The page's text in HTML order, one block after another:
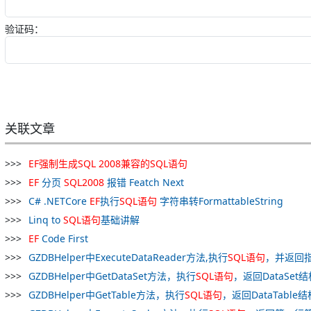
验证码：
关联文章
EF强制生成SQL 2008兼容的SQL语句
EF 分页 SQL2008 报错 Featch Next
C# .NETCore EF执行SQL语句 字符串转FormattableString
Linq to SQL语句基础讲解
EF Code First
GZDBHelper中ExecuteDataReader方法,执行SQL语句，并返回
GZDBHelper中GetDataSet方法，执行SQL语句，返回DataSet结
GZDBHelper中GetTable方法，执行SQL语句，返回DataTable结